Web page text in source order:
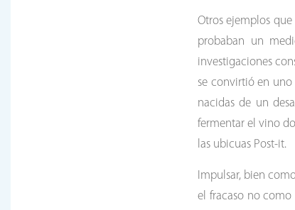
Otros ejemplos
probaban un
investigaciones
se convirtió en uno
nacidas de un
fermentar el vino
las ubicuas Post-it.
Impulsar, bien
el fracaso no